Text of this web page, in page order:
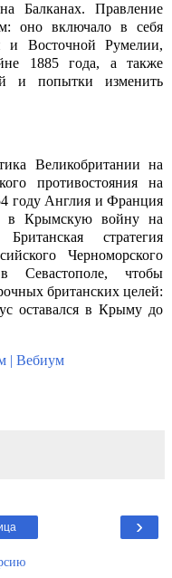
Балканах. Правление
оно включало в себя
и Восточной Румелии,
1885 года, а также
и попытки изменить
Великобритании на
противостояния на
году Англия и Франция
в Крымскую войну на
стратегия
Черноморского
Севастополе, чтобы
британских целей:
оставался в Крыму до
| Вебиум
›